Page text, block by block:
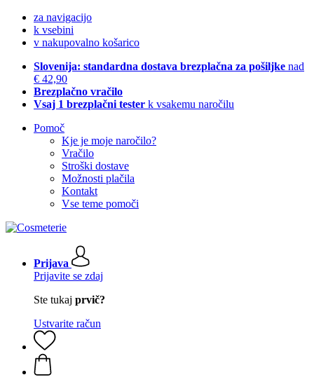
za navigacijo
k vsebini
v nakupovalno košarico
Slovenija: standardna dostava brezplačna za pošiljke nad
€ 42,90
Brezplačno vračilo
Vsaj 1 brezplačni tester k vsakemu naročilu
Pomoč
Kje je moje naročilo?
Vračilo
Stroški dostave
Možnosti plačila
Kontakt
Vse teme pomoči
Prijava
Prijavite se zdaj
Ste tukaj prvič?
Ustvarite račun